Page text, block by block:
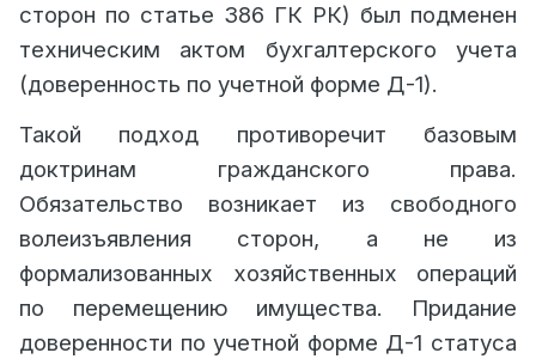
сторон по статье 386 ГК РК) был подменен
техническим актом бухгалтерского учета
(доверенность по учетной форме Д-1).
Такой подход противоречит базовым
доктринам гражданского права.
Обязательство возникает из свободного
волеизъявления сторон, а не из
формализованных хозяйственных операций
по перемещению имущества. Придание
доверенности по учетной форме Д-1 статуса